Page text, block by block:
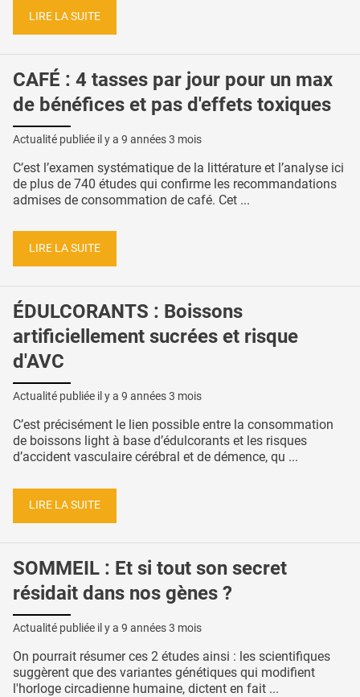
LIRE LA SUITE
CAFÉ : 4 tasses par jour pour un max
de bénéfices et pas d'effets toxiques
Actualité publiée il y a 9 années 3 mois
C’est l’examen systématique de la littérature et l’analyse ici
de plus de 740 études qui confirme les recommandations
admises de consommation de café. Cet ...
LIRE LA SUITE
ÉDULCORANTS : Boissons
artificiellement sucrées et risque
d'AVC
Actualité publiée il y a 9 années 3 mois
C’est précisément le lien possible entre la consommation
de boissons light à base d’édulcorants et les risques
d’accident vasculaire cérébral et de démence, qu ...
LIRE LA SUITE
SOMMEIL : Et si tout son secret
résidait dans nos gènes ?
Actualité publiée il y a 9 années 3 mois
On pourrait résumer ces 2 études ainsi : les scientifiques
suggèrent que des variantes génétiques qui modifient
l'horloge circadienne humaine, dictent en fait ...